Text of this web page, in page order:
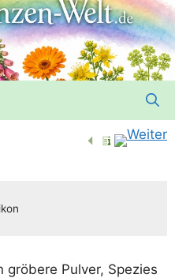
grö­be­re Pul­ver, Spe­zi­es